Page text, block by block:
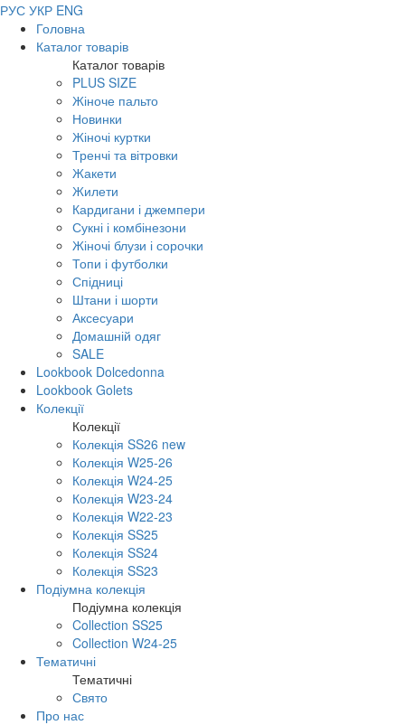
РУС УКР ENG
Головна
Каталог товарів
Каталог товарів
PLUS SIZE
Жіноче пальто
Новинки
Жіночі куртки
Тренчі та вітровки
Жакети
Жилети
Кардигани і джемпери
Сукні і комбінезони
Жіночі блузи і сорочки
Топи і футболки
Спідниці
Штани і шорти
Аксесуари
Домашній одяг
SALE
Lookbook Dolcedonna
Lookbook Golets
Колекції
Колекції
Колекція SS26 new
Колекція W25-26
Колекція W24-25
Колекція W23-24
Колекція W22-23
Колекція SS25
Колекція SS24
Колекція SS23
Подіумна колекція
Подіумна колекція
Collection SS25
Collection W24-25
Тематичні
Тематичні
Свято
Про нас